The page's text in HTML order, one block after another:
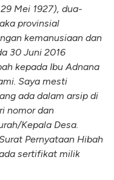
Mei 1927), dua-
provinsial
kemanusiaan dan
30 Juni 2016
kepada Ibu Adnana
Saya mesti
ada dalam arsip di
nomor dan
Kepala Desa.
Pernyataan Hibah
sertifikat milik